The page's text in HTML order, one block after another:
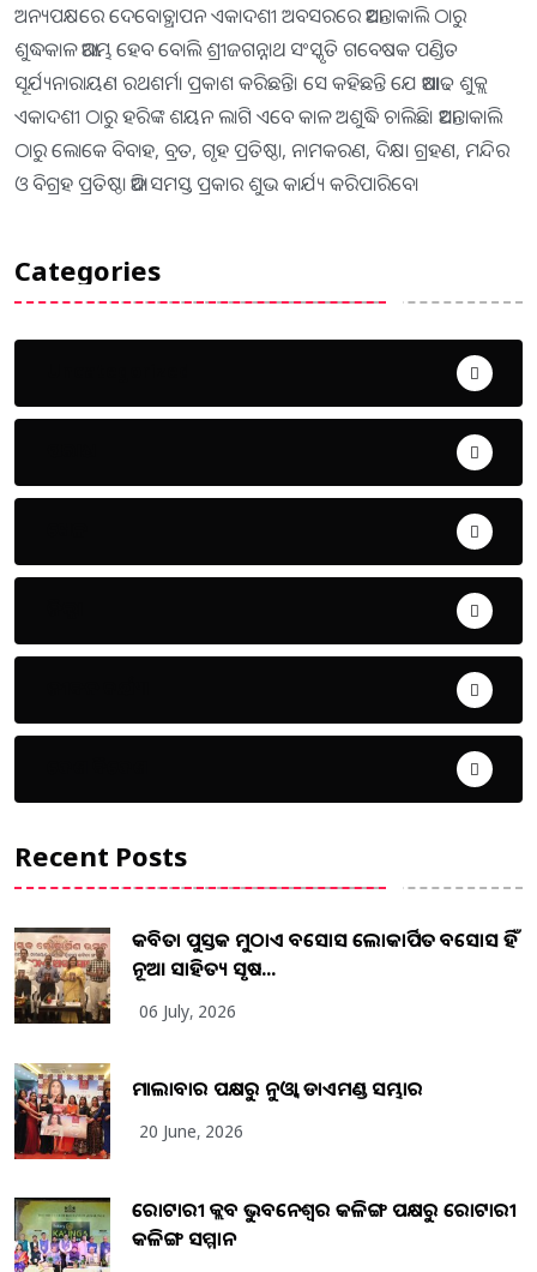
ଅନ୍ୟପକ୍ଷରେ ଦେବୋତ୍ଥାପନ ଏକାଦଶୀ ଅବସରରେ ଆସନ୍ତାକାଲି ଠାରୁ
ଶୁଦ୍ଧକାଳ ଆରମ୍ଭ ହେବ ବୋଲି ଶ୍ରୀଜଗନ୍ନାଥ ସଂସ୍କୃତି ଗବେଷକ ପଣ୍ଡିତ
ସୂର୍ଯ୍ୟନାରାୟଣ ରଥଶର୍ମା ପ୍ରକାଶ କରିଛନ୍ତି। ସେ କହିଛନ୍ତି ଯେ ଆଷାଢ ଶୁକ୍ଲ
ଏକାଦଶୀ ଠାରୁ ହରିଙ୍କ ଶୟନ ଲାଗି ଏବେ କାଳ ଅଶୁଦ୍ଧି ଚାଲିଛି। ଆସନ୍ତାକାଲି
ଠାରୁ ଲୋକେ ବିବାହ, ବ୍ରତ, ଗୃହ ପ୍ରତିଷ୍ଠା, ନାମକରଣ, ଦିକ୍ଷା ଗ୍ରହଣ, ମନ୍ଦିର
ଓ ବିଗ୍ରହ ପ୍ରତିଷ୍ଠା ଆଦି ସମସ୍ତ ପ୍ରକାର ଶୁଭ କାର୍ଯ୍ୟ କରିପାରିବେ।
Categories
Recent Posts
କବିତା ପୁସ୍ତକ ମୁଠାଏ ଅବସୋସ ଲୋକାର୍ପିତ ଅବସୋସ ହିଁ
ନୂଆ ସାହିତ୍ୟ ସୃଷ...
06 July, 2026
ମାଲାବାର ପକ୍ଷରୁ ନୁଓ୍ବା ଡାଏମଣ୍ଡ ସମ୍ଭାର
20 June, 2026
ରୋଟାରୀ କ୍ଲବ ଭୁବନେଶ୍ୱର କଳିଙ୍ଗ ପକ୍ଷରୁ ରୋଟାରୀ
କଳିଙ୍ଗ ସମ୍ମାନ